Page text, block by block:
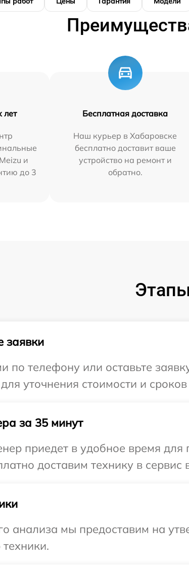
лет
и
до 3
Бесплатная доставка
Наш курьер в Хабаровске
бесплатно доставит ваше
устройство на ремонт и
обратно.
заявки
по телефону или оставьте
уточнения стоимости и
за 35 минут
приедет в удобное время для
доставим технику в сервис
анализа мы предоставим на